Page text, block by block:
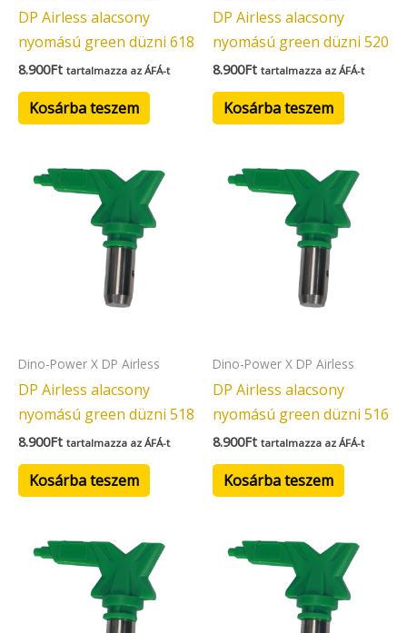
DP Airless alacsony
nyomású green düzni 618
8.900Ft tartalmazza az ÁFÁ-t
Kosárba teszem
DP Airless alacsony
nyomású green düzni 520
8.900Ft tartalmazza az ÁFÁ-t
Kosárba teszem
Dino-Power X DP Airless
DP Airless alacsony
nyomású green düzni 518
8.900Ft tartalmazza az ÁFÁ-t
Kosárba teszem
Dino-Power X DP Airless
DP Airless alacsony
nyomású green düzni 516
8.900Ft tartalmazza az ÁFÁ-t
Kosárba teszem